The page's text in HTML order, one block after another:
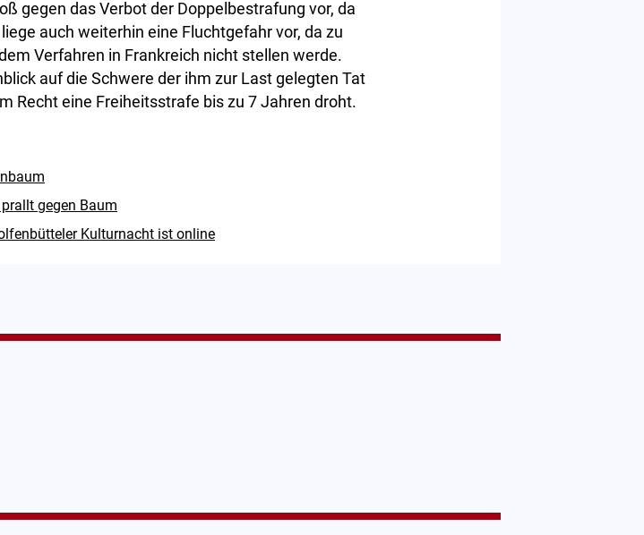
gegen das Verbot der Doppelbestrafung vor, da
auch weiterhin eine Fluchtgefahr vor, da zu
Verfahren in Frankreich nicht stellen werde.
auf die Schwere der ihm zur Last gelegten Tat
Recht eine Freiheitsstrafe bis zu 7 Jahren droht.
gegen Baum
Kulturnacht ist online